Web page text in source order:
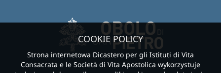
COOKIE POLICY
Strona internetowa Dicastero per gli Istituti di Vita
Consacrata e le Società di Vita Apostolica wykorzystuje